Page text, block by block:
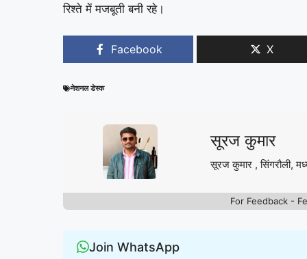
रिश्ते में मजबूती बनी रहे।
Facebook X
नेशनल डेस्क
सूरज कुमार
सूरज कुमार , सिंगरौली,
For Feedback -
Join WhatsApp